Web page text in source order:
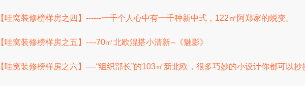
【哇窝装修榜样房之四】------一千个人心中有一千种新中式，122㎡阿郑家的蜕变。
【哇窝装修榜样房之五】----70㎡北欧混搭小清新--《魅影》
【哇窝装修榜样房之六】----“组织部长”的103㎡新北欧，很多巧妙的小设计你都可以抄